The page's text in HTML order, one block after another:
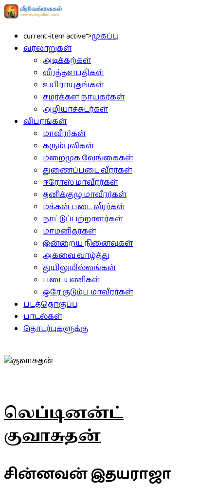
current-item active">முகப்பு
வரலாறுகள்
அடிக்கற்கள்
வீரத்தளபதிகள்
உயிராயுதங்கள்
சமர்க்கள நாயகர்கள்
அழியாச்சுடர்கள்
விபரங்கள்
மாவீரர்கள்
கரும்புலிகள்
மறைமுக வேங்கைகள்
துணைப்படை வீரர்கள்
ஈரோஸ் மாவீரர்கள்
தனிக்குழு மாவீரர்கள்
மக்கள் படை வீரர்கள்
நாட்டுப்பற்றாளர்கள்
மாமனிதர்கள்
இன்றைய நினைவுகள்
அகவை வாழ்த்து
துயிலுமில்லங்கள்
படையணிகள்
ஒரே குடும்ப மாவீரர்கள்
படத்தொகுப்பு
பாடல்கள்
தொடர்புகளுக்கு
லெப்டினன்ட்
குவாசுதன்
சின்னவன் இதயராஜா